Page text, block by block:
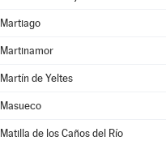
Martiago
Martinamor
Martín de Yeltes
Masueco
Matilla de los Caños del Río